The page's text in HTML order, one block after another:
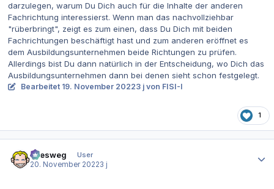
darzulegen, warum Du Dich auch für die Inhalte der anderen
Fachrichtung interessierst. Wenn man das nachvollziehbar
"rüberbringt", zeigt es zum einen, dass Du Dich mit beiden
Fachrichtungen beschäftigt hast und zum anderen eröffnet es
dem Ausbildungsunternehmen beide Richtungen zu prüfen.
Allerdings bist Du dann natürlich in der Entscheidung, wo Dich das
Ausbildungsunternehmen dann bei denen sieht schon festgelegt.
Bearbeitet 19. November 20223 j von FISI-I
1
allesweg
User
20. November 20223 j